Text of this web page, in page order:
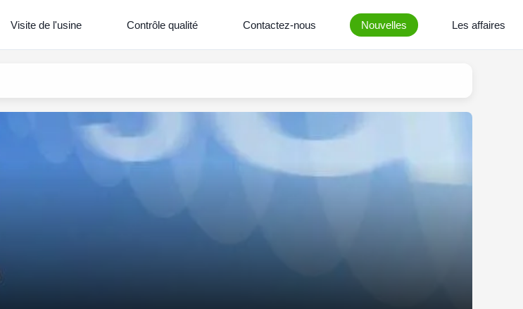
Visite de l'usine Contrôle qualité Contactez-nous Nouvelles Les affaires